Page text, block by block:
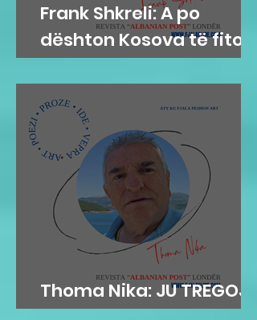
Frank Shkreli: A po
dështon Kosova të fitojë
paqen?
Thoma Nika: JU TREGOJ